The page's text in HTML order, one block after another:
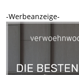
-Werbeanzeige-